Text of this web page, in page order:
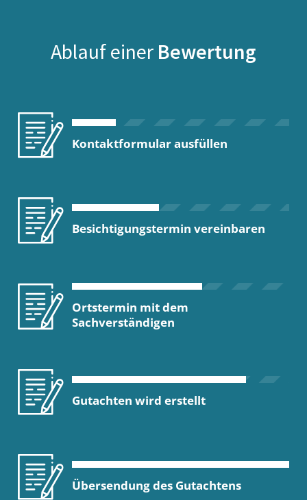
Ablauf einer Bewertung
Kontaktformular ausfüllen
Besichtigungstermin vereinbaren
Ortstermin mit dem
Sachverständigen
Gutachten wird erstellt
Übersendung des Gutachtens